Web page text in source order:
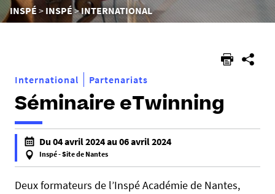
Vous
êtes
INSPÉ INSPÉ INTERNATIONAL
International Partenariats
Séminaire eTwinning
h
t
p
Du 04 avril 2024 au 06 avril 2024
Inspé - Site de Nantes
f
a
Deux formateurs de l’Inspé Académie de Nantes,